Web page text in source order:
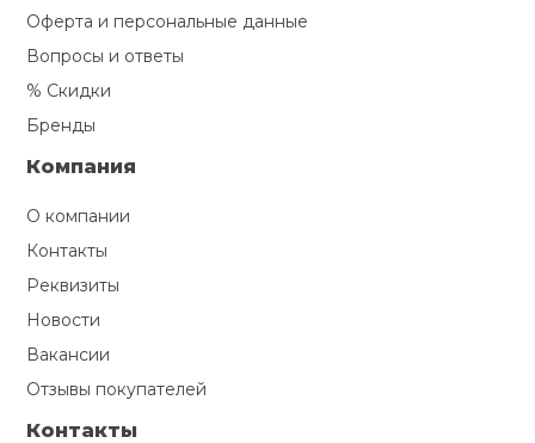
Оферта и персональные данные
Вопросы и ответы
% Скидки
Бренды
Компания
О компании
Контакты
Реквизиты
Новости
Вакансии
Отзывы покупателей
Контакты